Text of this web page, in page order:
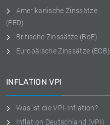
Amerikanische Zinssätze
(FED)
Britische Zinssätze (BoE)
Europäische Zinssätze (ECB)
INFLATION VPI
Was ist die VPI-Inflation?
Inflation Deutschland (VPI)